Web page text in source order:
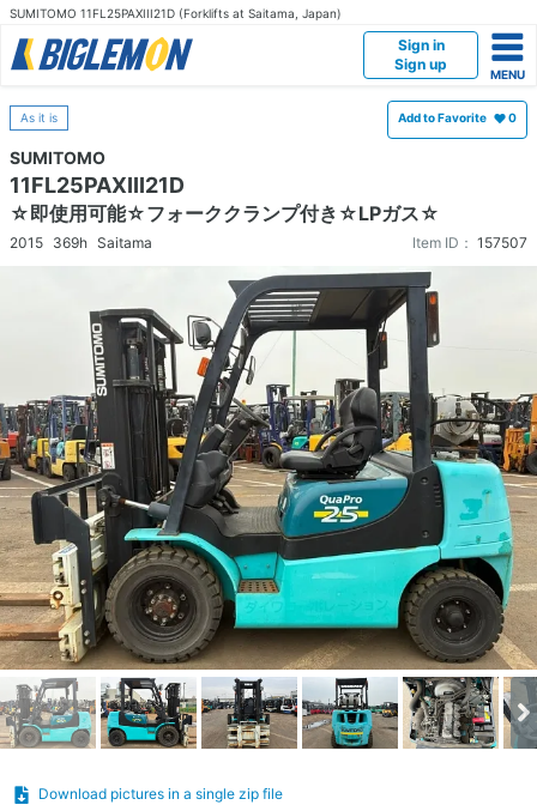
SUMITOMO 11FL25PAXIII21D (Forklifts at Saitama, Japan)
Sign in
Sign up
As it is Add to Favorite 0
SUMITOMO
11FL25PAXIII21D
☆即使用可能☆フォーククランプ付き☆LPガス☆
2015 369h Saitama Item ID： 157507
Download pictures in a single zip file